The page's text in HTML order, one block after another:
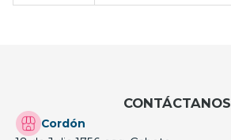
CONTÁCTANOS
Cordón